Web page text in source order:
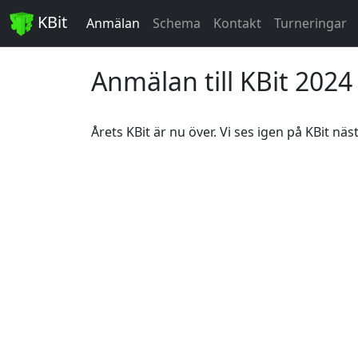
KBit Anmälan Schema Kontakt Turneringar
Anmälan till KBit 2024
Årets KBit är nu över. Vi ses igen på KBit